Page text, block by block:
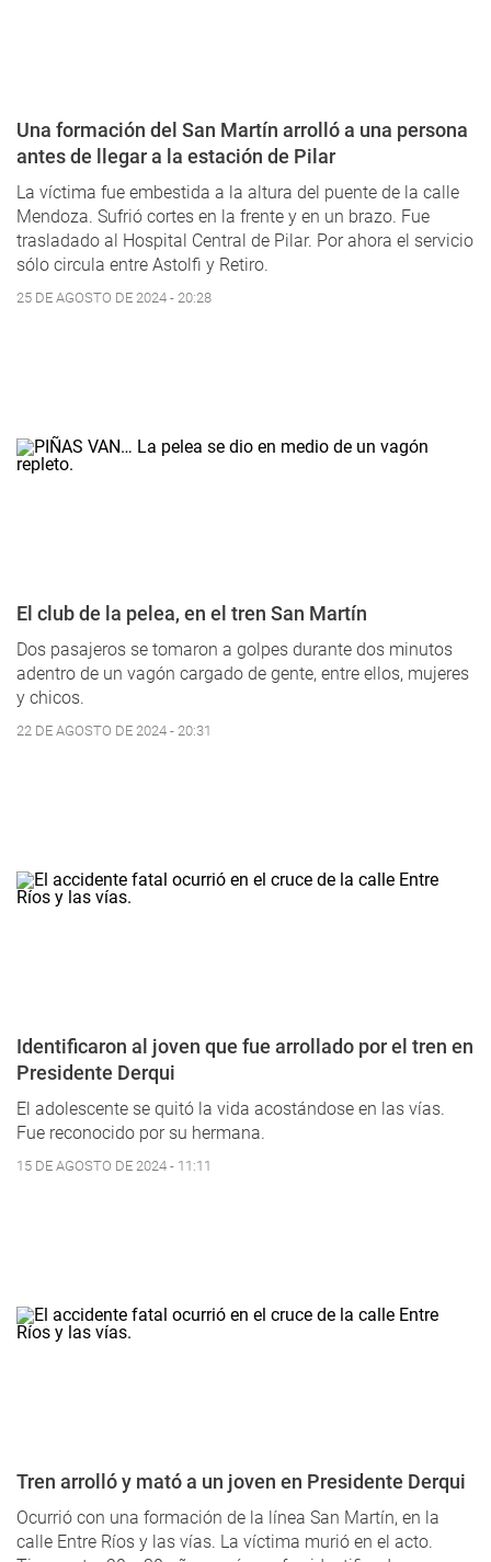
Una formación del San Martín arrolló a una persona
antes de llegar a la estación de Pilar
La víctima fue embestida a la altura del puente de la calle
Mendoza. Sufrió cortes en la frente y en un brazo. Fue
trasladado al Hospital Central de Pilar. Por ahora el servicio
sólo circula entre Astolfi y Retiro.
25 DE AGOSTO DE 2024 - 20:28
El club de la pelea, en el tren San Martín
Dos pasajeros se tomaron a golpes durante dos minutos
adentro de un vagón cargado de gente, entre ellos, mujeres
y chicos.
22 DE AGOSTO DE 2024 - 20:31
Identificaron al joven que fue arrollado por el tren en
Presidente Derqui
El adolescente se quitó la vida acostándose en las vías.
Fue reconocido por su hermana.
15 DE AGOSTO DE 2024 - 11:11
Tren arrolló y mató a un joven en Presidente Derqui
Ocurrió con una formación de la línea San Martín, en la
calle Entre Ríos y las vías. La víctima murió en el acto.